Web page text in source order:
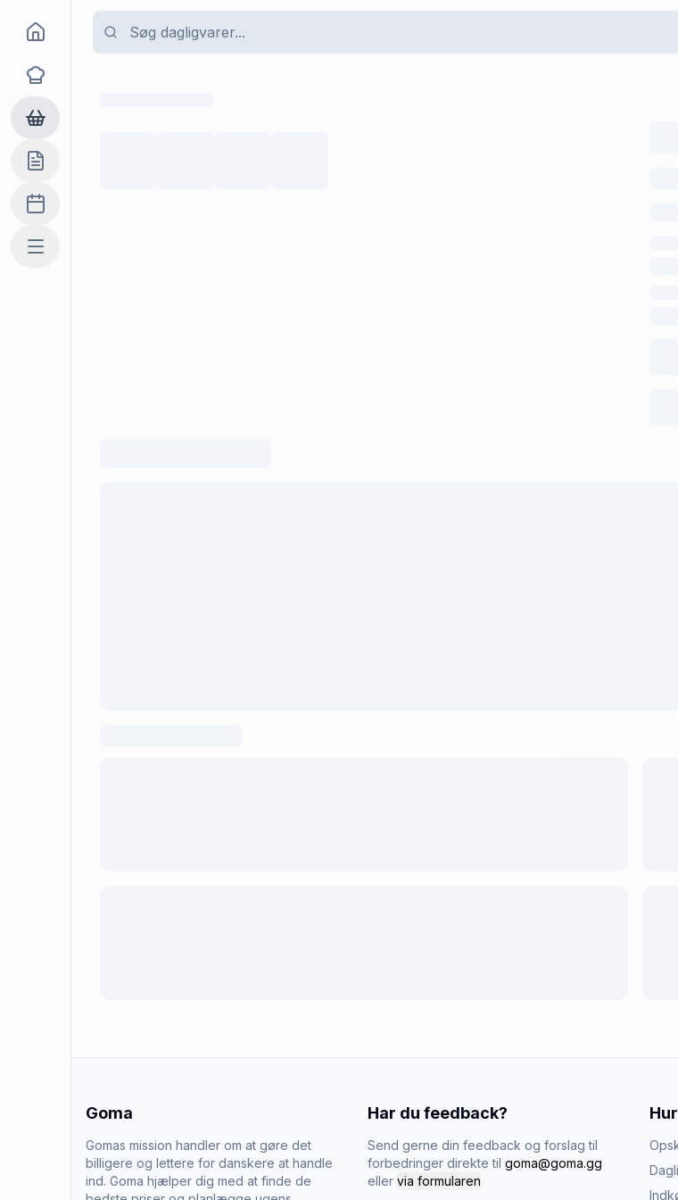
Goma
Opskrifter
Dagligvarer
Indkøbslisten
Madplan
Mere
Goma
Gomas mission handler om at gøre det
billigere og lettere for danskere at handle
ind. Goma hjælper dig med at finde de
Har du feedback?
Send gerne din feedback og forslag til
forbedringer direkte til goma@goma.gg
eller via formularen